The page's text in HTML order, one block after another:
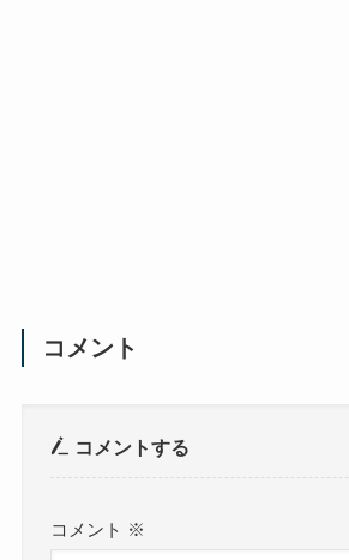
コメント
コメントする
コメント ※